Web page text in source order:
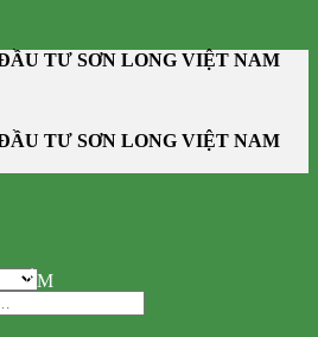
TƯ SƠN LONG VIỆT NAM
TƯ SƠN LONG VIỆT NAM